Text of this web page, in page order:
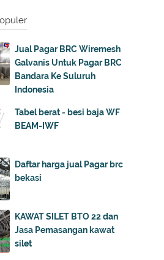
Jual Pagar BRC Wiremesh
Galvanis Untuk Pagar BRC
Bandara Ke Suluruh
Indonesia
Tabel berat - besi baja WF
BEAM-IWF
Daftar harga jual Pagar brc
bekasi
KAWAT SILET BTO 22 dan
Jasa Pemasangan kawat
silet